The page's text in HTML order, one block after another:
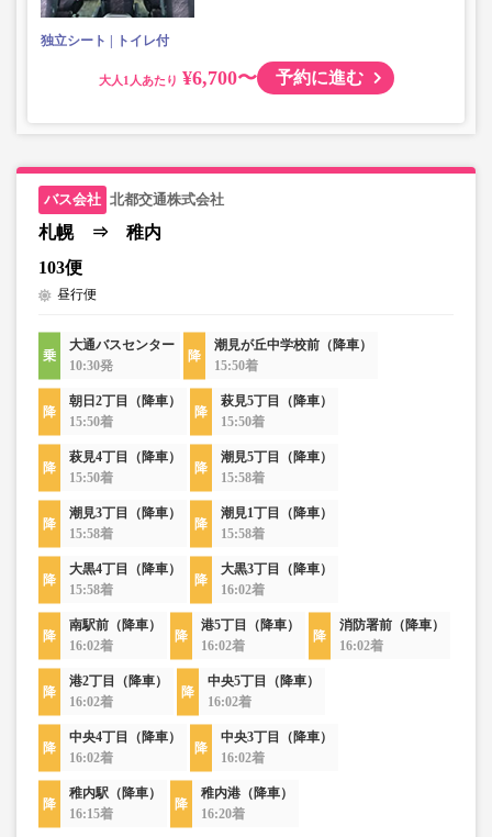
独立シート トイレ付
大人 ¥6,700〜 予約に進む
北都交通株式会社
札幌 ⇒ 稚内
103便
昼行便
大通バスセンター
10:30発
潮見が丘中学校前（降車）
15:50着
朝日2丁目（降車）
15:50着
萩見5丁目（降車）
15:50着
萩見4丁目（降車）
15:50着
潮見5丁目（降車）
15:58着
潮見3丁目（降車）
15:58着
潮見1丁目（降車）
15:58着
大黒4丁目（降車）
15:58着
大黒3丁目（降車）
16:02着
南駅前（降車）
16:02着
港5丁目（降車）
16:02着
消防署前（降車）
16:02着
港2丁目（降車）
16:02着
中央5丁目（降車）
16:02着
中央4丁目（降車）
16:02着
中央3丁目（降車）
16:02着
稚内駅（降車）
16:15着
稚内港（降車）
16:20着